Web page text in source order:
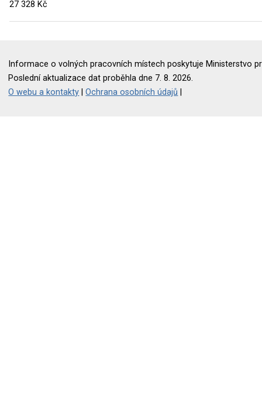
27 328 Kč
Informace o volných pracovních místech poskytuje Ministerstvo
Poslední aktualizace dat proběhla dne 7. 8. 2026.
O webu a kontakty |Ochrana osobních údajů